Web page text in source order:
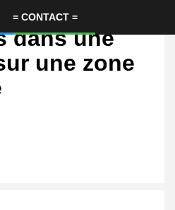
= CONTACT =et
dans une
une zone